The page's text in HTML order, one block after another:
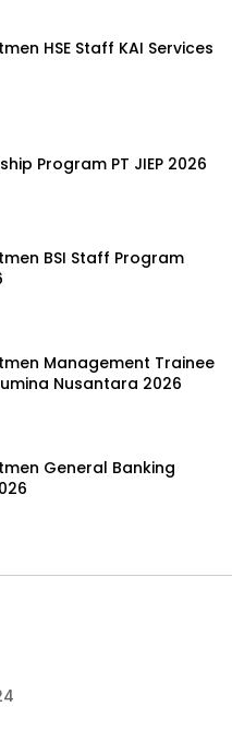
HSE Staff KAI Services
Program PT JIEP 2026
BSI Staff Program
Management Trainee
Nusantara 2026
General Banking